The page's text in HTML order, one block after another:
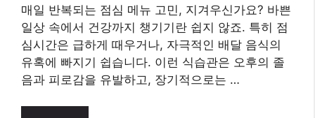
매일 반복되는 점심 메뉴 고민, 지겨우신가요? 바쁜
일상 속에서 건강까지 챙기기란 쉽지 않죠. 특히 점
심시간은 급하게 때우거나, 자극적인 배달 음식의
유혹에 빠지기 쉽습니다. 이런 식습관은 오후의 졸
음과 피로감을 유발하고, 장기적으로는 …